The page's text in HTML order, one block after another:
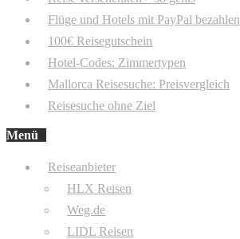
Flüge und Hotels mit PayPal bezahlen
100€ Reisegutschein
Hotel-Codes: Zimmertypen
Mallorca Reisesuche: Preisvergleich
Reisesuche ohne Ziel
Menü
Reiseanbieter
HLX Reisen
Weg.de
LIDL Reisen